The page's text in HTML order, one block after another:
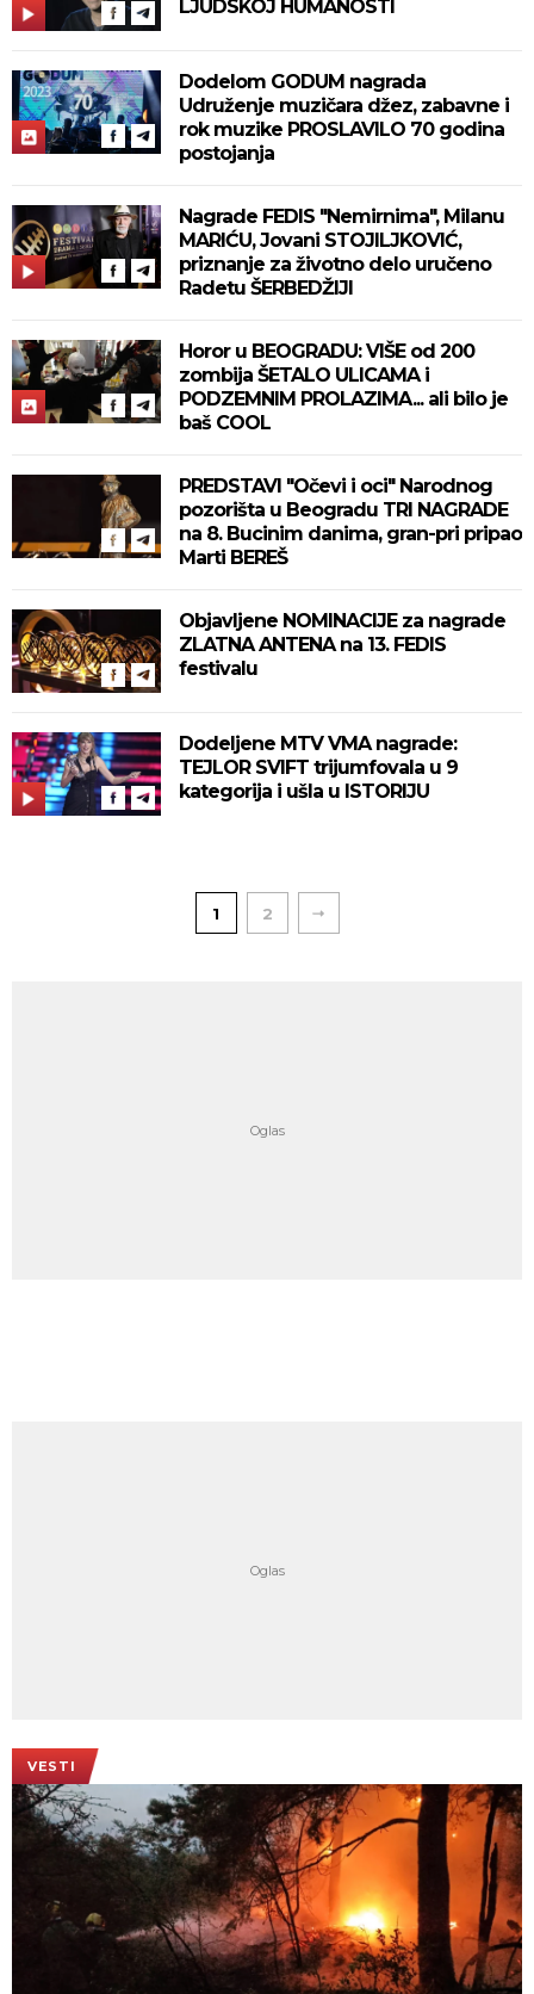
LJUDSKOJ HUMANOSTI
Dodelom GODUM nagrada
Udruženje muzičara džez, zabavne i
rok muzike PROSLAVILO 70 godina
postojanja
Nagrade FEDIS "Nemirnima", Milanu
MARIĆU, Jovani STOJILJKOVIĆ,
priznanje za životno delo uručeno
Radetu ŠERBEDŽIJI
Horor u BEOGRADU: VIŠE od 200
zombija ŠETALO ULICAMA i
PODZEMNIM PROLAZIMA... ali bilo je
baš COOL
PREDSTAVI "Očevi i oci" Narodnog
pozorišta u Beogradu TRI NAGRADE
na 8. Bucinim danima, gran-pri pripao
Marti BEREŠ
Objavljene NOMINACIJE za nagrade
ZLATNA ANTENA na 13. FEDIS
festivalu
Dodeljene MTV VMA nagrade:
TEJLOR SVIFT trijumfovala u 9
kategorija i ušla u ISTORIJU
1 2
VESTI